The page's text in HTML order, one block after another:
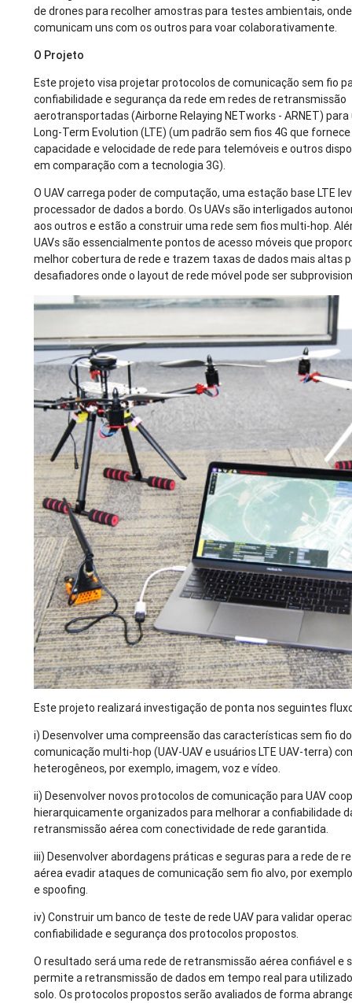
de drones para recolher amostras para testes ambientais,
comunicam uns com os outros para voar colaborativamente.
O Projeto
Este projeto visa projetar protocolos de comunicação sem fio
confiabilidade e segurança da rede em redes de retransmissão
aerotransportadas (Airborne Relaying NETworks - ARNET)
Long-Term Evolution (LTE) (um padrão sem fios 4G que
capacidade e velocidade de rede para telemóveis e outros
em comparação com a tecnologia 3G).
O UAV carrega poder de computação, uma estação base LTE
processador de dados a bordo. Os UAVs são interligados
aos outros e estão a construir uma rede sem fios multi-hop.
UAVs são essencialmente pontos de acesso móveis que
melhor cobertura de rede e trazem taxas de dados mais altas
desafiadores onde o layout de rede móvel pode ser
Este projeto realizará investigação de ponta nos seguintes
i) Desenvolver uma compreensão das características sem fio
comunicação multi-hop (UAV-UAV e usuários LTE UAV-terra)
heterogêneos, por exemplo, imagem, voz e vídeo.
ii) Desenvolver novos protocolos de comunicação para UAV
hierarquicamente organizados para melhorar a confiabilidade
retransmissão aérea com conectividade de rede garantida.
iii) Desenvolver abordagens práticas e seguras para a rede de
aérea evadir ataques de comunicação sem fio alvo, por
e spoofing.
iv) Construir um banco de teste de rede UAV para validar
confiabilidade e segurança dos protocolos propostos.
O resultado será uma rede de retransmissão aérea confiável e
permite a retransmissão de dados em tempo real para
solo. Os protocolos propostos serão avaliados de forma